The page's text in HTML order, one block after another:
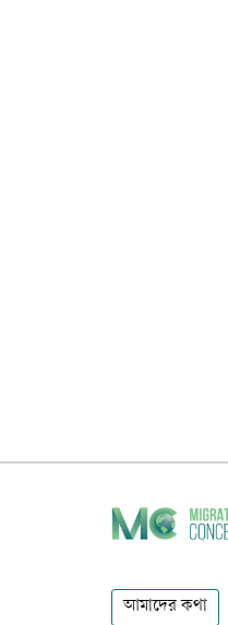
আমাদের কথা